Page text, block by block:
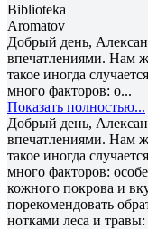
Biblioteka
Aromatov
Добрый день,
впечатлениями. Нам
такое иногда
много факторов: о...
Показать полностью...
Добрый день,
впечатлениями. Нам
такое иногда
много факторов:
кожного покрова и
порекомендовать
нотками леса и